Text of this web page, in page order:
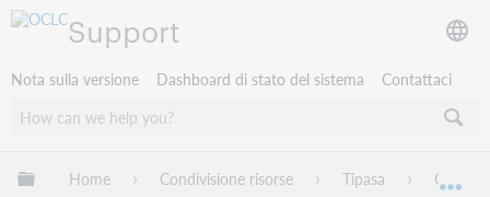
Support
Nota sulla versione Dashboard di stato del sistema Contattaci
Espandi/comprimi la gerarchia globale
Home Condivisione risorse Tipasa